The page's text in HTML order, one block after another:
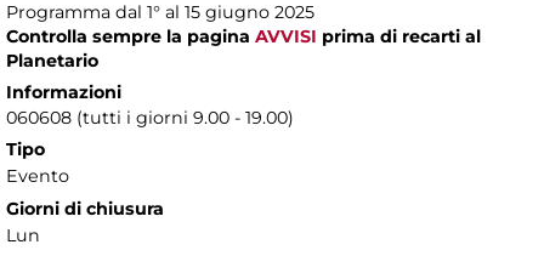
Programma dal 1° al 15 giugno 2025
Controlla sempre la pagina AVVISI prima di recarti al
Planetario
Informazioni
060608 (tutti i giorni 9.00 - 19.00)
Tipo
Evento
Giorni di chiusura
Lun